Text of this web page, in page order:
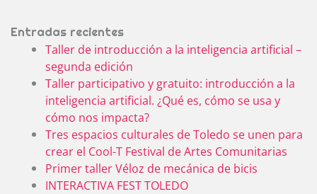
Entradas recientes
Taller de introducción a la inteligencia artificial –
segunda edición
Taller participativo y gratuito: introducción a la
inteligencia artificial. ¿Qué es, cómo se usa y
cómo nos impacta?
Tres espacios culturales de Toledo se unen para
crear el Cool-T Festival de Artes Comunitarias
Primer taller Véloz de mecánica de bicis
INTERACTIVA FEST TOLEDO